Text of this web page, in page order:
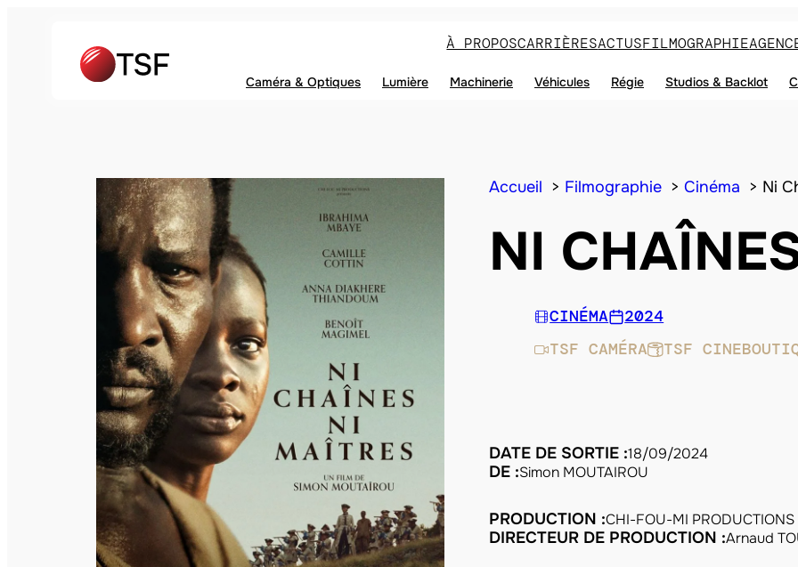
À PROPOSCARRIÈRESACTUSFILMOGRAPHIE
Caméra & Optiques Lumière Machinerie Véhicules Régie Studios & Backlot
Accueil Filmographie Cinéma Ni
NI
CINÉMA
2024
TSF CAMÉRA
TSF
DATE DE SORTIE :18/09/2024
DE :Simon MOUTAIROU
PRODUCTION :CHI-FOU-MI PRODUCTIONS
DIRECTEUR DE PRODUCTION :Arnaud